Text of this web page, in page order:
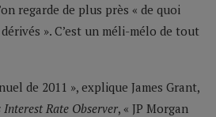
regarde de plus près « de quoi
». C’est un méli-mélo de tout
de 2011 », explique James Grant,
Interest Rate Observer, « JP Morgan